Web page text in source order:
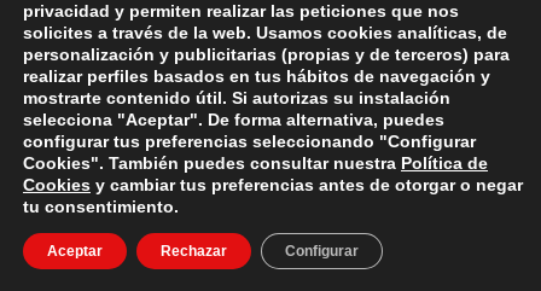
–TEN CLARO TU PARA QUÉ: Cuando la
incomodidad aparece y te engulle, es muy
fácil dejarte llevar por esa sensación, tirar
por el camino fácil y tirar la toalla. Lo que
sea para dejar de sentir toda esa vorágine
de emociones y pensamientos.
En ese momento, tener clara la razón por la
privacidad y permiten realizar las peticiones que nos
solicites a través de la web. Usamos cookies analíticas, de
personalización y publicitarias (propias y de terceros) para
realizar perfiles basados en tus hábitos de navegación y
mostrarte contenido útil. Si autorizas su instalación
selecciona "Aceptar". De forma alternativa, puedes
configurar tus preferencias seleccionando "Configurar
Cookies". También puedes consultar nuestra Política de
Cookies y cambiar tus preferencias antes de otorgar o negar
tu consentimiento.
Aceptar Rechazar Configurar